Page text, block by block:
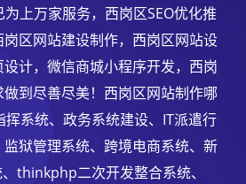
上万家服务，西岗区SEO优化推
区网站建设制作，西岗区网站设
计，微信商城小程序开发，西岗
到尽善尽美！西岗区网站制作哪
系统、政务系统建设、IT派遣行
狱管理系统、跨境电商系统、新
thinkphp二次开发整合系统、